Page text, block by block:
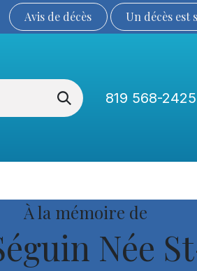
Avis de décès Un décès est
819 568-2425
À la mémoire de
Née